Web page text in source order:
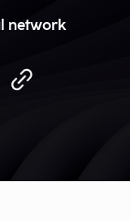
network